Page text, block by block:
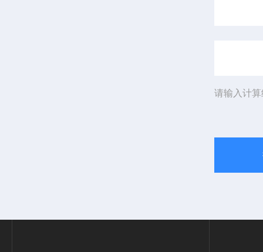
请输入计